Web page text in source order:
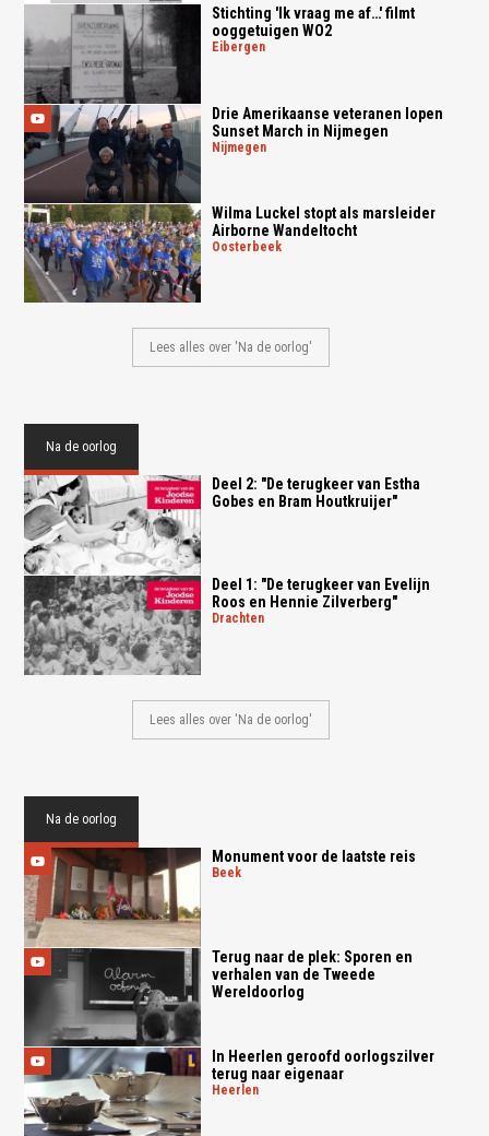
Stichting 'Ik vraag me af…' filmt
ooggetuigen WO2
eibergen
Drie Amerikaanse veteranen lopen
Sunset March in Nijmegen
nijmegen
Wilma Luckel stopt als marsleider
Airborne Wandeltocht
oosterbeek
Lees alles over 'Na de oorlog'
Na de oorlog
Deel 2: "De terugkeer van Estha
Gobes en Bram Houtkruijer"
Deel 1: "De terugkeer van Evelijn
Roos en Hennie Zilverberg"
drachten
Lees alles over 'Na de oorlog'
Na de oorlog
Monument voor de laatste reis
beek
Terug naar de plek: Sporen en
verhalen van de Tweede
Wereldoorlog
In Heerlen geroofd oorlogszilver
terug naar eigenaar
heerlen